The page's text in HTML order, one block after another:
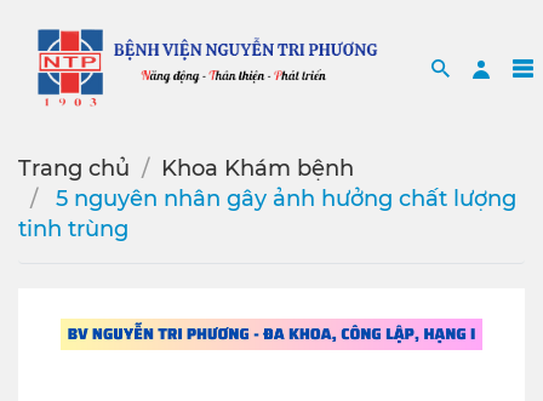
Search
Trang chủ
Khoa Khám bệnh
️ 5 nguyên nhân gây ảnh hưởng chất lượng
tinh trùng